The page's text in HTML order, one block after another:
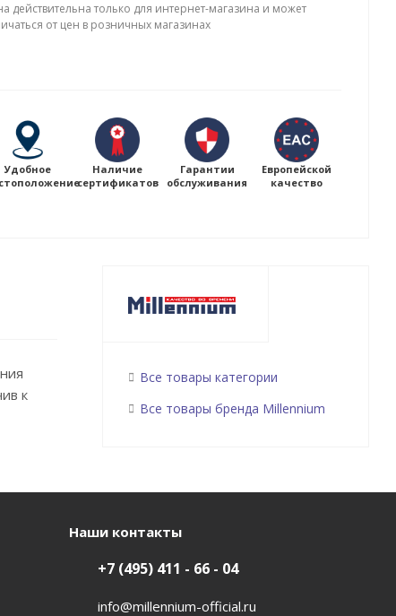
действительна только для интернет-магазина и может
от цен в розничных магазинах
Удобное
Наличие
сертификатов
Гарантии
обслуживания
Европейской
качество
к
Все товары категории
Все товары бренда Millennium
Наши контакты
+7 (495) 411 - 66 - 04
info@millennium-official.ru